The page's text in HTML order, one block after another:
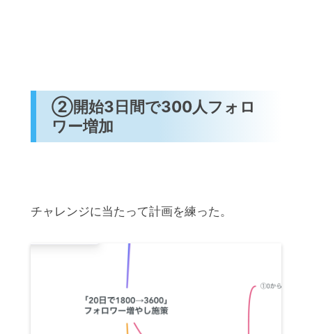
②開始3日間で300人フォロ
ワー増加
チャレンジに当たって計画を練った。